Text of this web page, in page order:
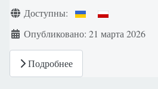
Информация о материале
Доступны:
Опубликовано: 21 марта 2026
Подробнее